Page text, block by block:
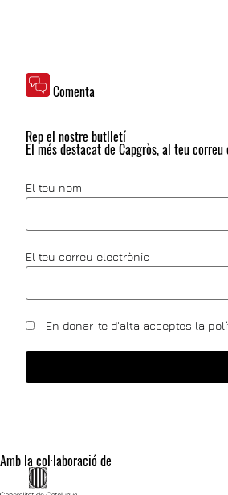
Comenta
Rep el nostre butlletí
El més destacat de Capgròs, al teu
El teu nom
El teu correu electrònic
En donar-te d'alta acceptes la
Amb la col·laboració de